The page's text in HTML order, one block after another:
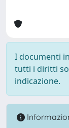
I documenti
tutti i diritti
indicazione.